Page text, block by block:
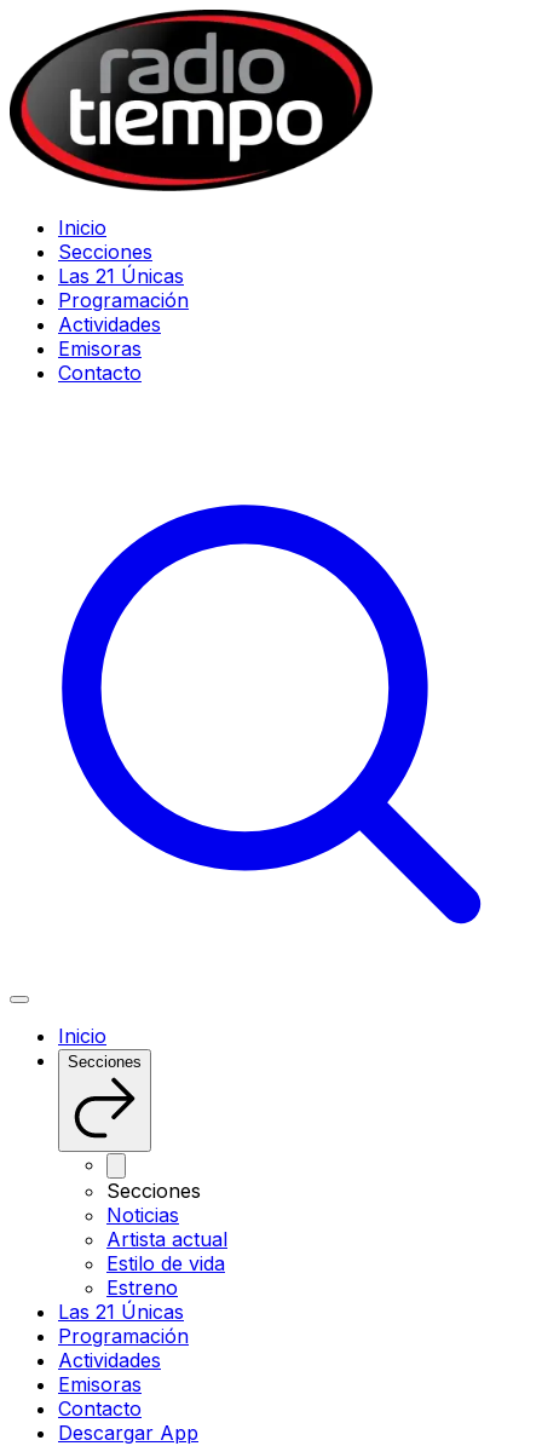
Inicio
Secciones
Las 21 Únicas
Programación
Actividades
Emisoras
Contacto
Inicio
Secciones
Secciones
Noticias
Artista actual
Estilo de vida
Estreno
Las 21 Únicas
Programación
Actividades
Emisoras
Contacto
Descargar App